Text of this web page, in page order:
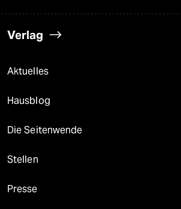
Verlag
Aktuelles
Hausblog
Die Seitenwende
Stellen
Presse